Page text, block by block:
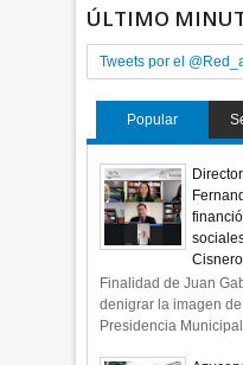
ÚLTIMO
Tweets por el
Popular
Finalidad de Juan
denigrar la imagen
Presidencia